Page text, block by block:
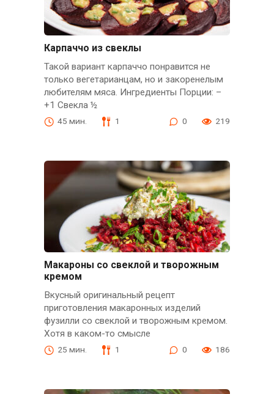
Карпаччо из свеклы
Такой вариант карпаччо понравится не
только вегетарианцам, но и закоренелым
любителям мяса. Ингредиенты Порции: –
+1 Свекла ½
45 мин. 1 0 219
Макароны со свеклой и творожным
кремом
Вкусный оригинальный рецепт
приготовления макаронных изделий
фузилли со свеклой и творожным кремом.
Хотя в каком-то смысле
25 мин. 1 0 186